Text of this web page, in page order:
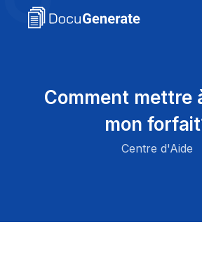
Comment mettre
mon
Centre d'Aide